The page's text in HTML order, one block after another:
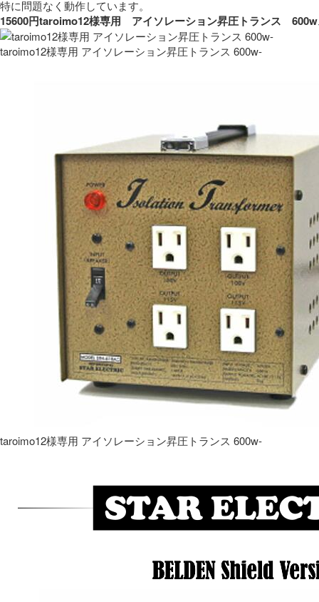
15600円taroimo12様専用　アイソレーション昇圧トランス　
taroimo12様専用 アイソレーション昇圧トランス 600w-
taroimo12様専用 アイソレーション昇圧トランス 600w-